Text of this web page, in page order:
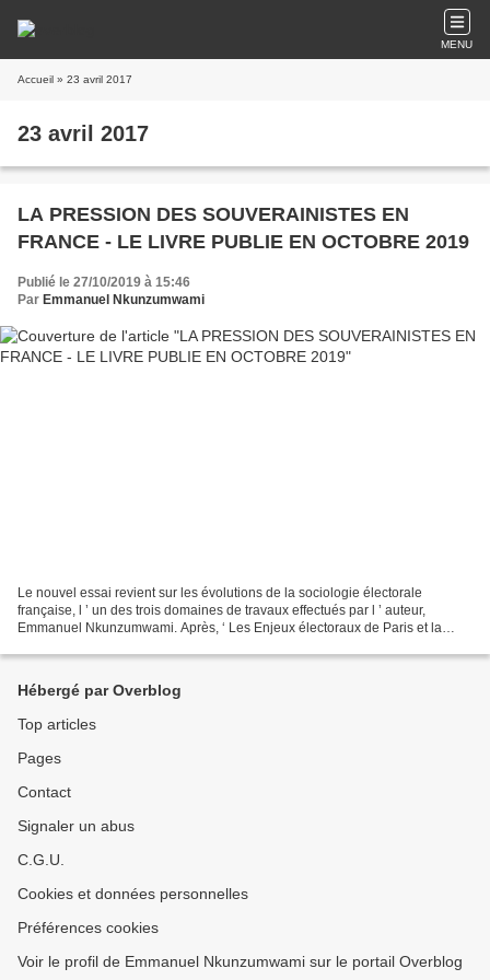
MENU
Accueil » 23 avril 2017
23 avril 2017
LA PRESSION DES SOUVERAINISTES EN
FRANCE - LE LIVRE PUBLIE EN OCTOBRE 2019
Publié le 27/10/2019 à 15:46
Par Emmanuel Nkunzumwami
Le nouvel essai revient sur les évolutions de la sociologie électorale
française, l ’ un des trois domaines de travaux effectués par l ’ auteur,
Emmanuel Nkunzumwami. Après, ‘ Les Enjeux électoraux de Paris et la
Hébergé par Overblog
Top articles
Pages
Contact
Signaler un abus
C.G.U.
Cookies et données personnelles
Préférences cookies
Voir le profil de Emmanuel Nkunzumwami sur le portail Overblog